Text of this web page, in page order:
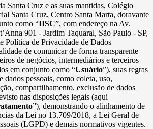
Santa Cruz e as suas mantidas, Colégio
Santa Cruz, Centro Santa Marta, doravante
como “IISC”, com endereço na Av.
901 - Jardim Taquaral, São Paulo - SP,
Política de Privacidade de Dados
de comunicar de forma transparente
de negócios, intermediários e terceiros
em conjunto como “Usuário”), suas regras
dados pessoais, como coleta, uso,
compartilhamento, exclusão de dados
nas disposições legais (aqui
”), demonstrando o alinhamento de
da Lei no 13.709/2018, a Lei Geral de
(LGPD) e demais normativos vigentes.